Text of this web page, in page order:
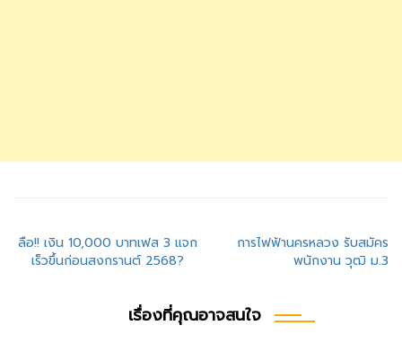
แนะแนว
เรื่อง
ลือ!! เงิน 10,000 บาทเฟส 3 แจก
เร็วขึ้นก่อนสงกรานต์ 2568?
การไฟฟ้านครหลวง รับสมัคร
พนักงาน วุฒิ ม.3
เรื่องที่คุณอาจสนใจ